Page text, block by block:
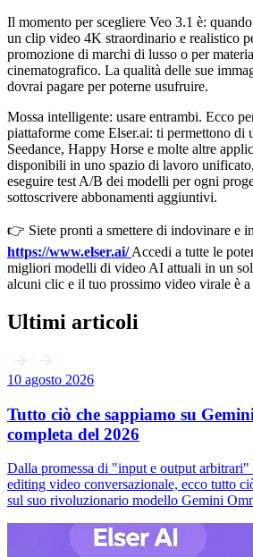
Il momento per scegliere Veo 3.1 è:
un clip video 4K straordinario e realistico
promozione di marchi di lusso o per
cinematografico. La qualità delle sue
dovrai pagare per poterne usufruire.
Mossa intelligente: usare entrambi. Ecco
piattaforme come Elser.ai: ti permettono di
Seedance, Happy Horse e molte altre
disponibili in uno spazio di lavoro
eseguire test A/B dei modelli per ogni
sottoscrivere abbonamenti aggiuntivi.
👉 Siete pronti a smettere di indovinare e
https://www.elser.ai/ Accedi a tutte le
migliori modelli di video AI attuali in un
alcuni clic e il tuo prossimo video virale è a
Ultimi articoli
10 agosto 2026
Tutto ciò che sappiamo su
completa del 2026
Dalla promessa di "input e output
editing video conversazionale, ecco tutto
sul suo rivoluzionario modello Gemini